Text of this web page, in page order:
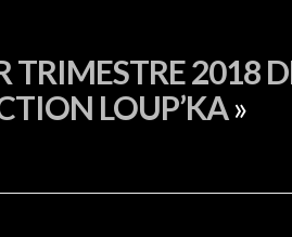
TRIMESTRE 2018
LOUP’KA»